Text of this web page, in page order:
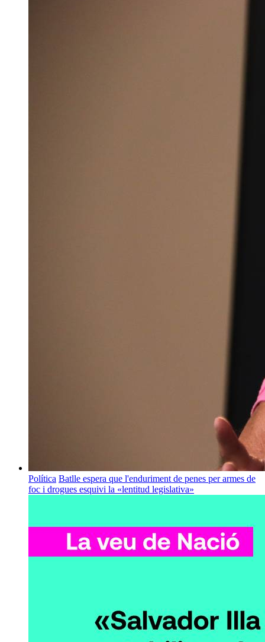
Política Batlle espera que l'enduriment de penes per armes de
foc i drogues esquivi la «lentitud legislativa»